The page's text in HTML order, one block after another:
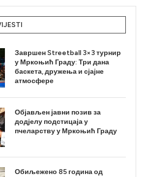
Завршен Streetball 3×3 турнир
у Мркоњић Граду: Три дана
баскета, дружења и сјајне
атмосфере
Објављен јавни позив за
додјелу подстицаја у
пчеларству у Мркоњић Граду
Обиљежено 85 година од